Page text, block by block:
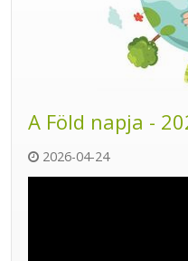
A Föld napja -
2026-04-24